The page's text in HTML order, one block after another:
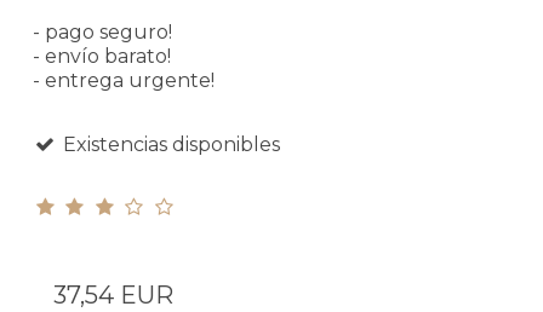
- pago seguro!
- envío barato!
- entrega urgente!
Existencias disponibles
37,54 EUR